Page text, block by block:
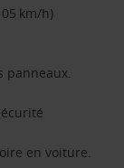
km/h)
panneaux.
en voiture.